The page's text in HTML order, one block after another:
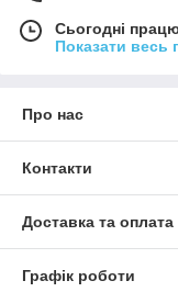
Сьогодні
Показати весь
Про нас
Контакти
Доставка та оплата
Графік роботи